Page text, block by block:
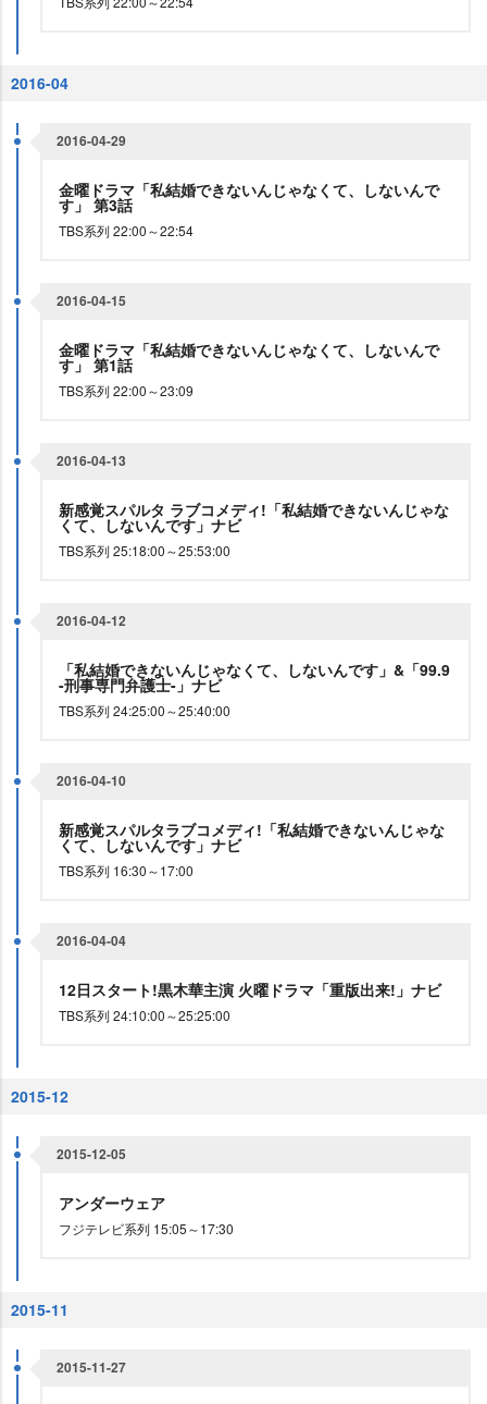
2016-04
2016-04-29
金曜ドラマ「私結婚できないんじゃなくて、しないんで
す」 第3話
TBS系列 22:00～22:54
2016-04-15
金曜ドラマ「私結婚できないんじゃなくて、しないんで
す」 第1話
TBS系列 22:00～23:09
2016-04-13
新感覚スパルタ ラブコメディ!「私結婚できないんじゃな
くて、しないんです」ナビ
TBS系列 25:18:00～25:53:00
2016-04-12
「私結婚できないんじゃなくて、しないんです」&「99.9
-刑事専門弁護士-」ナビ
TBS系列 24:25:00～25:40:00
2016-04-10
新感覚スパルタラブコメディ!「私結婚できないんじゃな
くて、しないんです」ナビ
TBS系列 16:30～17:00
2016-04-04
12日スタート!黒木華主演 火曜ドラマ「重版出来!」ナビ
TBS系列 24:10:00～25:25:00
2015-12
2015-12-05
アンダーウェア
フジテレビ系列 15:05～17:30
2015-11
2015-11-27